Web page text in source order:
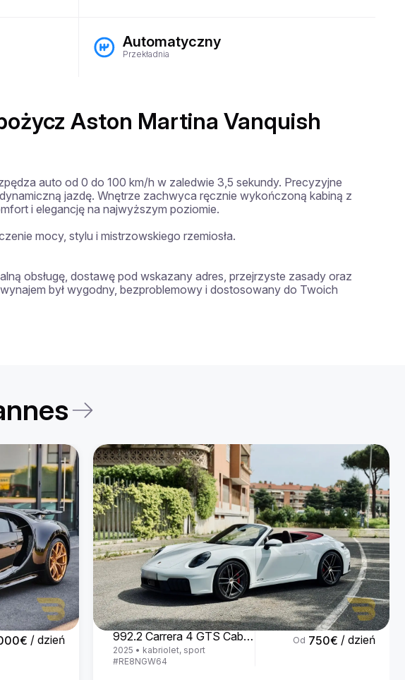
Automatyczny
Przekładnia
Aston Martina Vanquish
auto od 0 do 100 km/h w zaledwie 3,5 sekundy. Precyzyjne
jazdę. Wnętrze zachwyca ręcznie wykończoną kabiną z
i elegancję na najwyższym poziomie.
mocy, stylu i mistrzowskiego rzemiosła.
obsługę, dostawę pod wskazany adres, przejrzyste zasady oraz
był wygodny, bezproblemowy i dostosowany do Twoich
€ / dzień
Porsche
992.2 Carrera 4 GTS Cabrio '25
2025 • kabriolet, sport
#RE8NGW64
Od 750€ / dzień